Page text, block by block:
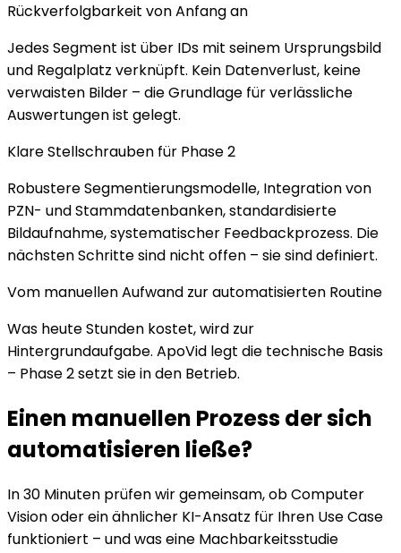
Rückverfolgbarkeit von Anfang an
Jedes Segment ist über IDs mit seinem Ursprungsbild
und Regalplatz verknüpft. Kein Datenverlust, keine
verwaisten Bilder – die Grundlage für verlässliche
Auswertungen ist gelegt.
Klare Stellschrauben für Phase 2
Robustere Segmentierungsmodelle, Integration von
PZN- und Stammdatenbanken, standardisierte
Bildaufnahme, systematischer Feedbackprozess. Die
nächsten Schritte sind nicht offen – sie sind definiert.
Vom manuellen Aufwand zur automatisierten Routine
Was heute Stunden kostet, wird zur
Hintergrundaufgabe. ApoVid legt die technische Basis
– Phase 2 setzt sie in den Betrieb.
Einen manuellen Prozess der sich
automatisieren ließe?
In 30 Minuten prüfen wir gemeinsam, ob Computer
Vision oder ein ähnlicher KI-Ansatz für Ihren Use Case
funktioniert – und was eine Machbarkeitsstudie